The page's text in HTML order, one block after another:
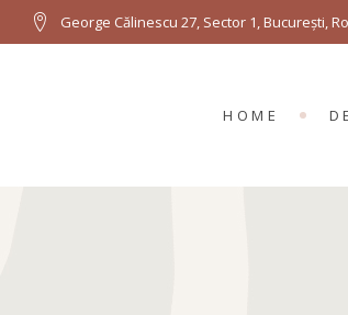
George Călinescu 27, Sector 1, București,
HOME